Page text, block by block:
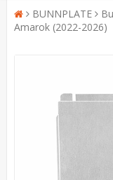
BUNNPLATE
Amarok (2022-2026)